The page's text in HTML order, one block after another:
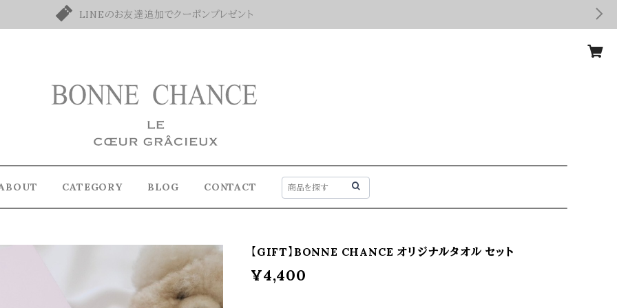
LINEのお友達追加でクーポンプレゼント
CATEGORY BLOG CONTACT
【GIFT】BONNE CHANCE オリジナルタオル セット
¥4,400